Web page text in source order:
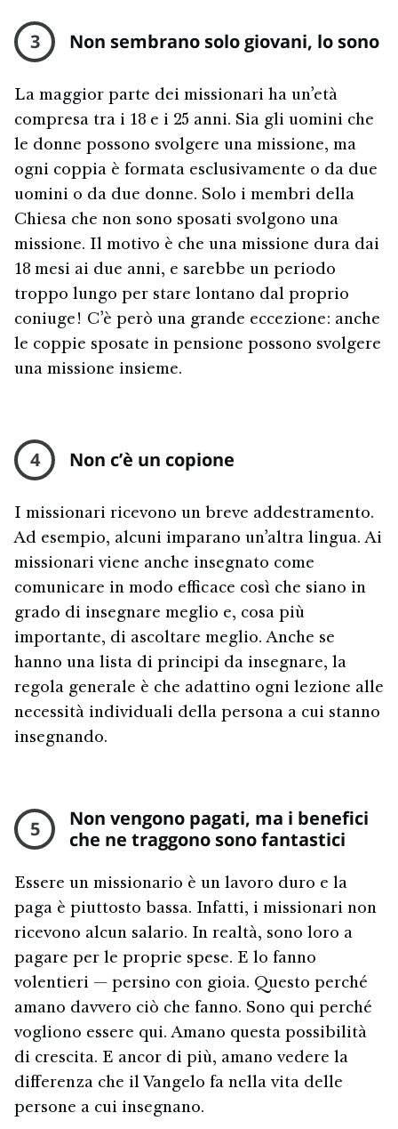
3 Non sembrano solo giovani, lo sono
La maggior parte dei missionari ha un’età
compresa tra i 18 e i 25 anni. Sia gli uomini che
le donne possono svolgere una missione, ma
ogni coppia è formata esclusivamente o da due
uomini o da due donne. Solo i membri della
Chiesa che non sono sposati svolgono una
missione. Il motivo è che una missione dura dai
18 mesi ai due anni, e sarebbe un periodo
troppo lungo per stare lontano dal proprio
coniuge! C’è però una grande eccezione: anche
le coppie sposate in pensione possono svolgere
una missione insieme.
4 Non c’è un copione
I missionari ricevono un breve addestramento.
Ad esempio, alcuni imparano un’altra lingua. Ai
missionari viene anche insegnato come
comunicare in modo efficace così che siano in
grado di insegnare meglio e, cosa più
importante, di ascoltare meglio. Anche se
hanno una lista di principi da insegnare, la
regola generale è che adattino ogni lezione alle
necessità individuali della persona a cui stanno
insegnando.
5
Non vengono pagati, ma i benefici
che ne traggono sono fantastici
Essere un missionario è un lavoro duro e la
paga è piuttosto bassa. Infatti, i missionari non
ricevono alcun salario. In realtà, sono loro a
pagare per le proprie spese. E lo fanno
volentieri — persino con gioia. Questo perché
amano davvero ciò che fanno. Sono qui perché
vogliono essere qui. Amano questa possibilità
di crescita. E ancor di più, amano vedere la
differenza che il Vangelo fa nella vita delle
persone a cui insegnano.